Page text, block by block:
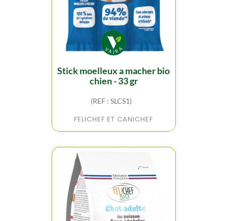
stick moelleux a macher bio
chien - 33 gr
(REF : SLCS1)
FELICHEF ET CANICHEF